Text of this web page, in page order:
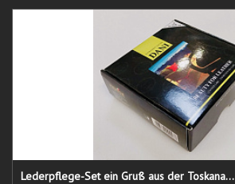
Lederpflege-Set ein Gruß aus der Toskana...